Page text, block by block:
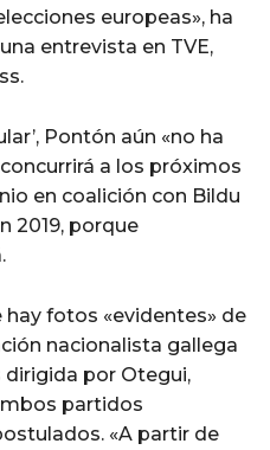
europeas», ha
entrevista en TVE,
Pontón aún «no ha
a los próximos
en coalición con Bildu
2019, porque
hay fotos «evidentes» de
nacionalista gallega
por Otegui,
partidos
«A partir de